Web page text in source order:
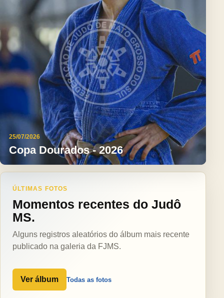
25/07/2026
Copa Dourados - 2026
ÚLTIMAS FOTOS
Momentos recentes do Judô
MS.
Alguns registros aleatórios do álbum mais recente
publicado na galeria da FJMS.
Ver álbum Todas as fotos